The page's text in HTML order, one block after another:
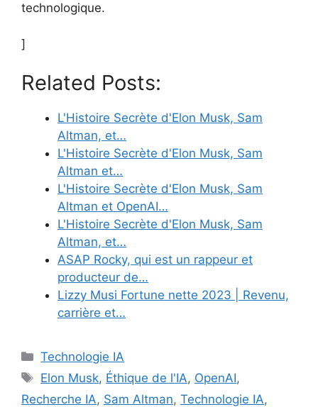
technologique.
]
Related Posts:
L'Histoire Secrète d'Elon Musk, Sam
Altman, et…
L'Histoire Secrète d'Elon Musk, Sam
Altman et…
L'Histoire Secrète d'Elon Musk, Sam
Altman et OpenAI…
L'Histoire Secrète d'Elon Musk, Sam
Altman, et…
ASAP Rocky, qui est un rappeur et
producteur de…
Lizzy Musi Fortune nette 2023 | Revenu,
carrière et…
Categories
Technologie IA
Tags
Elon Musk, Éthique de l'IA, OpenAI,
Recherche IA, Sam Altman, Technologie IA,